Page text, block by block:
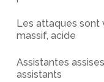
Les attaques sont
massif, acide
Assistantes
assistants